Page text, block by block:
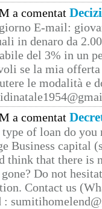
a comentat
E-mail:
in denaro da
del 3% in un
se la mia
le modalità e
a comentat
of loan do you
Business capital
think that there is
Do not
Contact us
: